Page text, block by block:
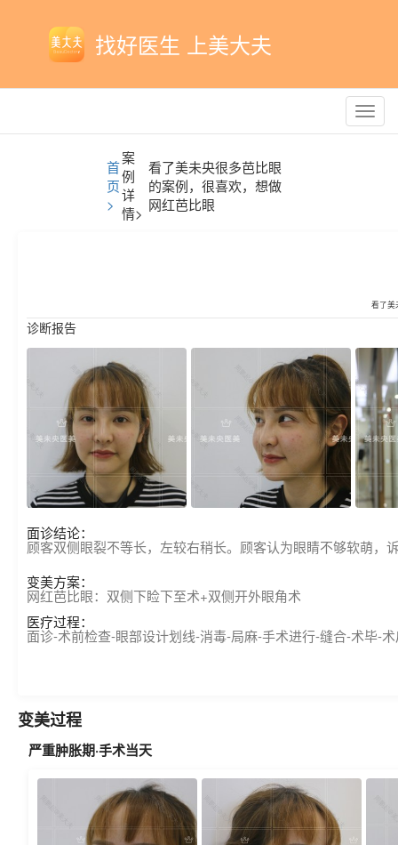
找好医生 上美大夫
首
页
>
案
例
详
情>
看了美未央很多芭比眼
的案例，很喜欢，想做
网红芭比眼
看了美
诊断报告
面诊结论：
顾客双侧眼裂不等长，左较右稍长。顾客认为眼睛不够软萌，
变美方案：
网红芭比眼：双侧下睑下至术+双侧开外眼角术
医疗过程：
面诊-术前检查-眼部设计划线-消毒-局麻-手术进行-缝合-术毕-
变美过程
严重肿胀期·手术当天